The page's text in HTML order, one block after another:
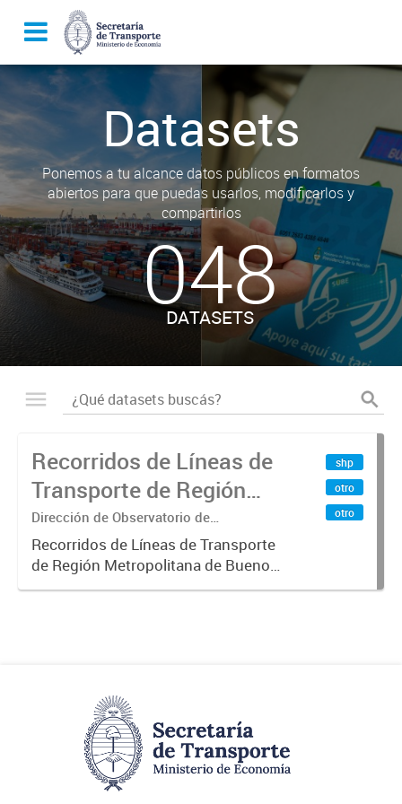
Datasets
Ponemos a tu alcance datos públicos en formatos
abiertos para que puedas usarlos, modificarlos y
compartirlos
048
DATASETS
Recorridos de Líneas de
Transporte de Región
Metropolitana de
Buenos Aires (RMBA)
Dirección de Observatorio de
Transporte, Estudio y Sistemas
Recorridos de Líneas de Transporte
de Región Metropolitana de Buenos
Aires (RMBA).-
shp
otro
otro